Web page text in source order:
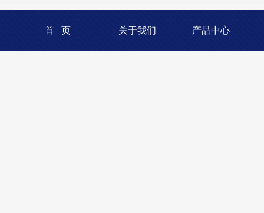
首 页 关于我们 产品中心